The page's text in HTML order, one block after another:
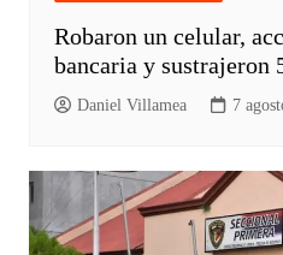
Robaron un celular,
bancaria y sustrajeron
Daniel Villamea 7